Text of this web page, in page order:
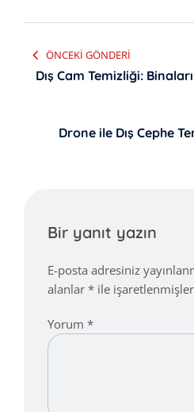
Yazı
gezinmesi
ÖNCEKI GÖNDERI
Dış Cam Temizliği:
Drone ile Dış Cephe
Bir yanıt yazın
E-posta adresiniz
alanlar * ile
Yorum *